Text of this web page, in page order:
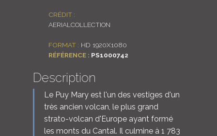
CRÉDIT :
AERIALCOLLECTION
FORMAT : HD 1920X1080
RÉFÉRENCE : PS1000742
Description
Le Puy Mary est l'un des vestiges d'un
très ancien volcan, le plus grand
strato-volcan d'Europe ayant formé
les monts du Cantal. Il culmine à 1 783